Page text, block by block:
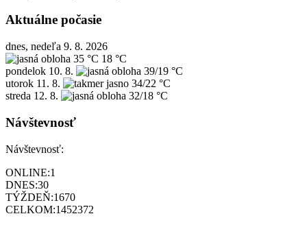
Aktuálne počasie
dnes, nedeľa 9. 8. 2026
35 °C 18 °C
pondelok 10. 8.
39/19 °C
utorok 11. 8.
34/22 °C
streda 12. 8. 32/18 °C
Návštevnosť
Návštevnosť:
ONLINE:1
DNES:30
TÝŽDEŇ:1670
CELKOM:1452372